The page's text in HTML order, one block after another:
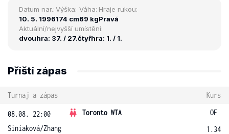
Datum nar.:
10. 5. 1996
Výška:
174 cm
Váha:
69 kg
Hraje rukou:
Pravá
Aktuální/nejvyšší umístění:
dvouhra: 37. / 27.čtyřhra: 1. / 1.
Příští zápas
Turnaj a zápas Kurs
08.08. 22:00 Toronto WTA
OF
Siniaková/Zhang
1.34